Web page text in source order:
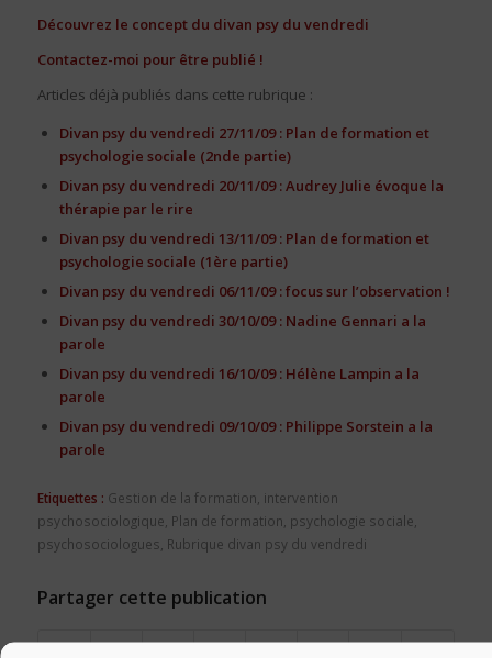
Découvrez le concept du divan psy du vendredi
Contactez-moi pour être publié !
Articles déjà publiés dans cette rubrique :
Divan psy du vendredi 27/11/09 : Plan de formation et
psychologie sociale (2nde partie)
Divan psy du vendredi 20/11/09 : Audrey Julie évoque la
thérapie par le rire
Divan psy du vendredi 13/11/09 : Plan de formation et
psychologie sociale (1ère partie)
Divan psy du vendredi 06/11/09 : focus sur l’observation !
Divan psy du vendredi 30/10/09 : Nadine Gennari a la
parole
Divan psy du vendredi 16/10/09 : Hélène Lampin a la
parole
Divan psy du vendredi 09/10/09 : Philippe Sorstein a la
parole
Etiquettes : Gestion de la formation intervention
psychosociologique Plan de formation psychologie sociale
psychosociologues Rubrique divan psy du vendredi
Partager cette publication